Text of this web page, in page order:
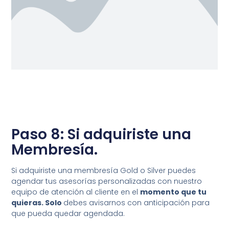
Paso 8: Si adquiriste una
Membresía.
Si adquiriste una membresía Gold o Silver puedes
agendar tus asesorías personalizadas con nuestro
equipo de atención al cliente en el momento que tu
quieras. Solo debes avisarnos con anticipación para
que pueda quedar agendada.